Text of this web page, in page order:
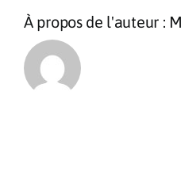
À propos de l'auteur :